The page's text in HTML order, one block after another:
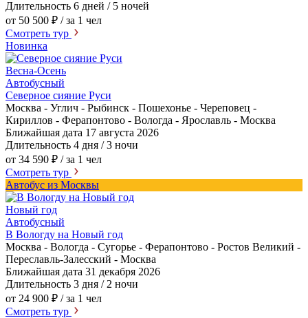
Длительность 6 дней / 5 ночей
от 50 500 ₽ / за 1 чел
Смотреть тур
Новинка
Весна-Осень
Автобусный
Северное сияние Руси
Москва - Углич - Рыбинск - Пошехонье - Череповец -
Кириллов - Ферапонтово - Вологда - Ярославль - Москва
Ближайшая дата 17 августа 2026
Длительность 4 дня / 3 ночи
от 34 590 ₽ / за 1 чел
Смотреть тур
Автобус из Москвы
Новый год
Автобусный
В Вологду на Новый год
Москва - Вологда - Сугорье - Ферапонтово - Ростов Великий -
Переславль-Залесский - Москва
Ближайшая дата 31 декабря 2026
Длительность 3 дня / 2 ночи
от 24 900 ₽ / за 1 чел
Смотреть тур